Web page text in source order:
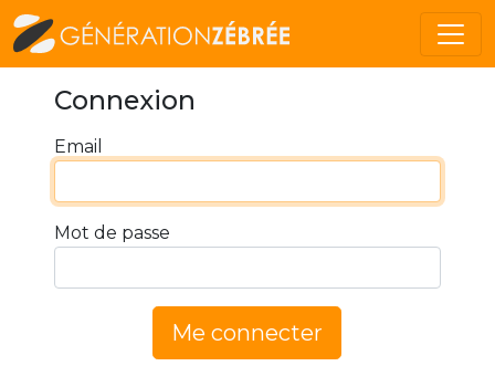
Connexion
Email
Mot de passe
Me connecter